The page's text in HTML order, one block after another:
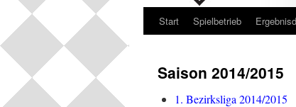
Start Spielbetrieb
Saison 2014/2015
1. Bezirksliga 2014/2015